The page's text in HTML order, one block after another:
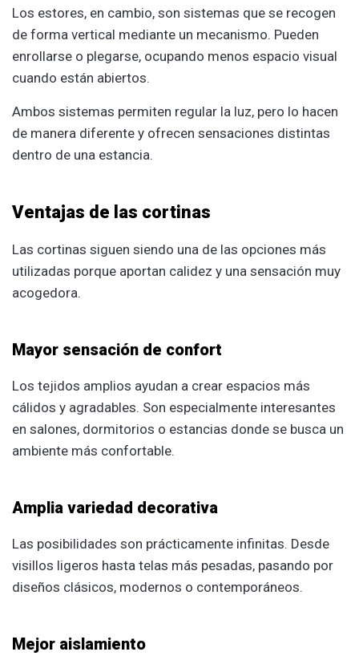
Los estores, en cambio, son sistemas que se recogen
de forma vertical mediante un mecanismo. Pueden
enrollarse o plegarse, ocupando menos espacio visual
cuando están abiertos.
Ambos sistemas permiten regular la luz, pero lo hacen
de manera diferente y ofrecen sensaciones distintas
dentro de una estancia.
Ventajas de las cortinas
Las cortinas siguen siendo una de las opciones más
utilizadas porque aportan calidez y una sensación muy
acogedora.
Mayor sensación de confort
Los tejidos amplios ayudan a crear espacios más
cálidos y agradables. Son especialmente interesantes
en salones, dormitorios o estancias donde se busca un
ambiente más confortable.
Amplia variedad decorativa
Las posibilidades son prácticamente infinitas. Desde
visillos ligeros hasta telas más pesadas, pasando por
diseños clásicos, modernos o contemporáneos.
Mejor aislamiento